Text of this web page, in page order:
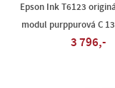
Epson Ink T6123
modul purppurová C
3 796,-